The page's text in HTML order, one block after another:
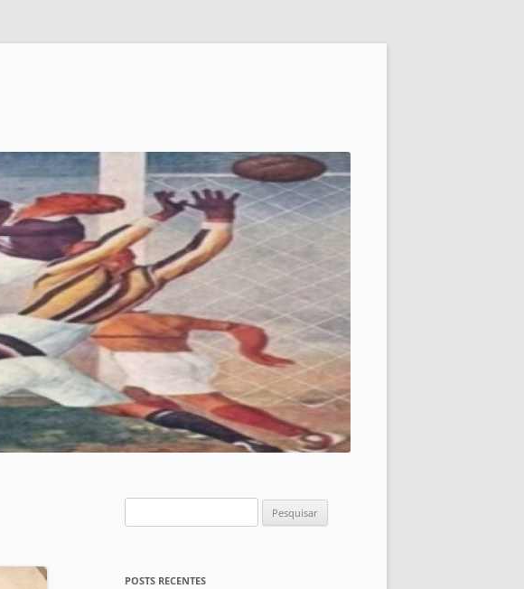
por:
POSTS RECENTES